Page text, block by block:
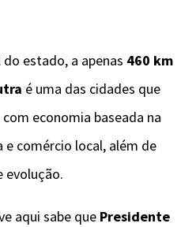
estado, a apenas 460 km
é uma das cidades que
economia baseada na
comércio local, além de
evolução.
aqui sabe que Presidente